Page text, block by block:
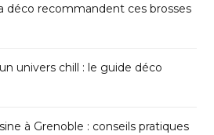
déco recommandent ces brosses
univers chill : le guide déco
à Grenoble : conseils pratiques